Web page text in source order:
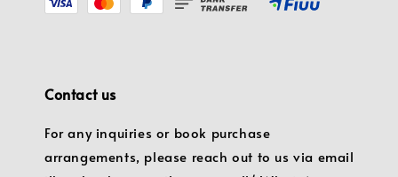
Contact us
For any inquiries or book purchase
arrangements, please reach out to us via email